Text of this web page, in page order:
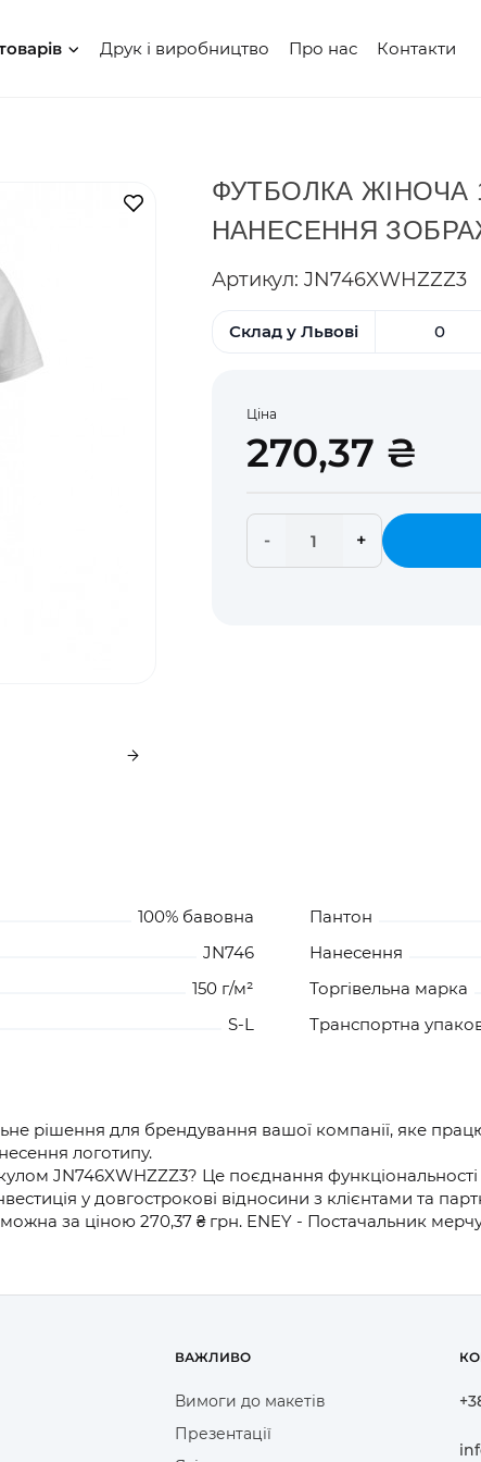
Друк і виробництво Про нас Контакти
В закладкиФУТБОЛКА ЖІНОЧА
НАНЕСЕННЯ
Артикул: JN746XWHZZZ3
Склад у Львові 0
Ціна
270,37 ₴
- +
100% бавовна
JN746
150 г/м²
S-L
Пантон
Нанесення
Торгівельна марка
Транспортна
рішення для брендування вашої компанії, яке
логотипу.
JN746XWHZZZ3? Це поєднання функціональності
у довгострокові відносини з клієнтами та
за ціною 270,37 ₴ грн. ENEY - Постачальник
ВАЖЛИВО
Вимоги до макетів
Презентації